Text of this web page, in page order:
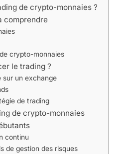
de crypto-monnaies ?
comprendre
crypto-monnaies
le trading ?
sur un exchange
de trading
de crypto-monnaies
continu
de gestion des risques